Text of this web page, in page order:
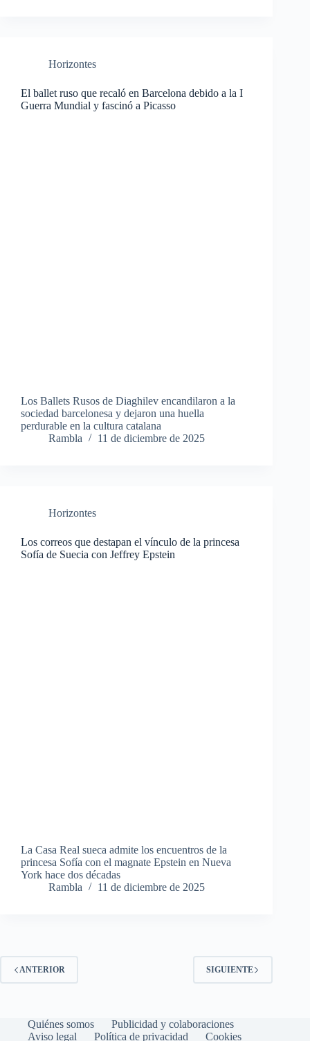
Horizontes
El ballet ruso que recaló en Barcelona debido a la I
Guerra Mundial y fascinó a Picasso
Los Ballets Rusos de Diaghilev encandilaron a la
sociedad barcelonesa y dejaron una huella
perdurable en la cultura catalana
Rambla
11 de diciembre de 2025
Horizontes
Los correos que destapan el vínculo de la princesa
Sofía de Suecia con Jeffrey Epstein
La Casa Real sueca admite los encuentros de la
princesa Sofía con el magnate Epstein en Nueva
York hace dos décadas
Rambla
11 de diciembre de 2025
ANTERIOR SIGUIENTE
Quiénes somos
Publicidad y colaboraciones
Aviso legal
Política de privacidad Cookies